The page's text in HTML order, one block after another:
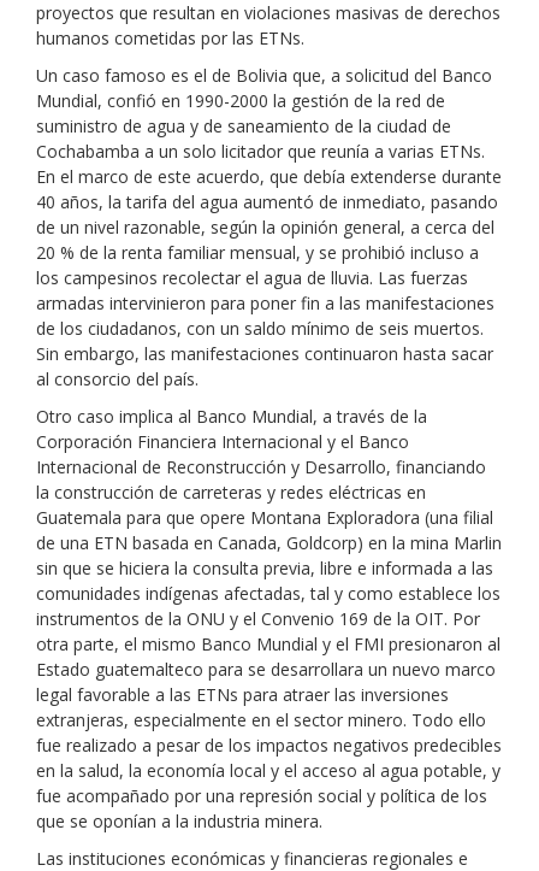
proyectos que resultan en violaciones masivas de derechos
humanos cometidas por las ETNs.
Un caso famoso es el de Bolivia que, a solicitud del Banco
Mundial, confió en 1990-2000 la gestión de la red de
suministro de agua y de saneamiento de la ciudad de
Cochabamba a un solo licitador que reunía a varias ETNs.
En el marco de este acuerdo, que debía extenderse durante
40 años, la tarifa del agua aumentó de inmediato, pasando
de un nivel razonable, según la opinión general, a cerca del
20 % de la renta familiar mensual, y se prohibió incluso a
los campesinos recolectar el agua de lluvia. Las fuerzas
armadas intervinieron para poner fin a las manifestaciones
de los ciudadanos, con un saldo mínimo de seis muertos.
Sin embargo, las manifestaciones continuaron hasta sacar
al consorcio del país.
Otro caso implica al Banco Mundial, a través de la
Corporación Financiera Internacional y el Banco
Internacional de Reconstrucción y Desarrollo, financiando
la construcción de carreteras y redes eléctricas en
Guatemala para que opere Montana Exploradora (una filial
de una ETN basada en Canada, Goldcorp) en la mina Marlin
sin que se hiciera la consulta previa, libre e informada a las
comunidades indígenas afectadas, tal y como establece los
instrumentos de la ONU y el Convenio 169 de la OIT. Por
otra parte, el mismo Banco Mundial y el FMI presionaron al
Estado guatemalteco para se desarrollara un nuevo marco
legal favorable a las ETNs para atraer las inversiones
extranjeras, especialmente en el sector minero. Todo ello
fue realizado a pesar de los impactos negativos predecibles
en la salud, la economía local y el acceso al agua potable, y
fue acompañado por una represión social y política de los
que se oponían a la industria minera.
Las instituciones económicas y financieras regionales e